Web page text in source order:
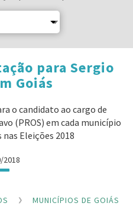
para Sergio
Goiás
o candidato ao cargo de
(PROS) em cada município
nas Eleições 2018
2018
MUNICÍPIOS DE GOIÁS